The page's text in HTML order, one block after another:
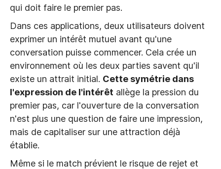
qui doit faire le premier pas.
Dans ces applications, deux utilisateurs doivent
exprimer un intérêt mutuel avant qu'une
conversation puisse commencer. Cela crée un
environnement où les deux parties savent qu'il
existe un attrait initial. Cette symétrie dans
l'expression de l'intérêt allège la pression du
premier pas, car l'ouverture de la conversation
n'est plus une question de faire une impression,
mais de capitaliser sur une attraction déjà
établie.
Même si le match prévient le risque de rejet et